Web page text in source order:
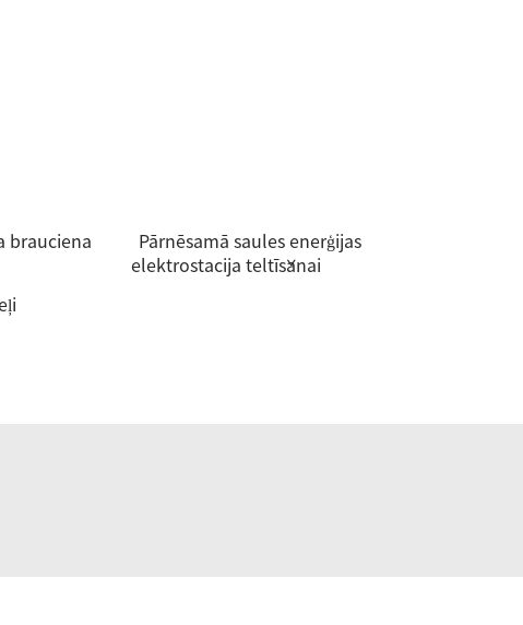
brauciena
Pārnēsamā saules enerģijas
elektrostacija teltīšanai